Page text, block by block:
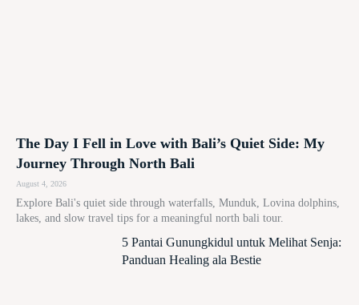
The Day I Fell in Love with Bali’s Quiet Side: My
Journey Through North Bali
August 4, 2026
Explore Bali's quiet side through waterfalls, Munduk, Lovina dolphins,
lakes, and slow travel tips for a meaningful north bali tour.
5 Pantai Gunungkidul untuk Melihat Senja:
Panduan Healing ala Bestie